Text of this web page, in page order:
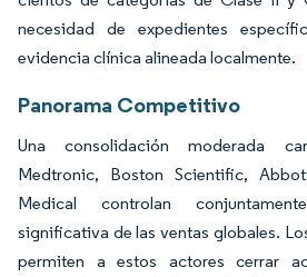
necesidad de expedientes
evidencia clínica alineada localmente.
Panorama Competitivo
Una consolidación moderada
Medtronic, Boston Scientific,
Medical controlan
significativa de las ventas globales.
permiten a estos actores cerrar